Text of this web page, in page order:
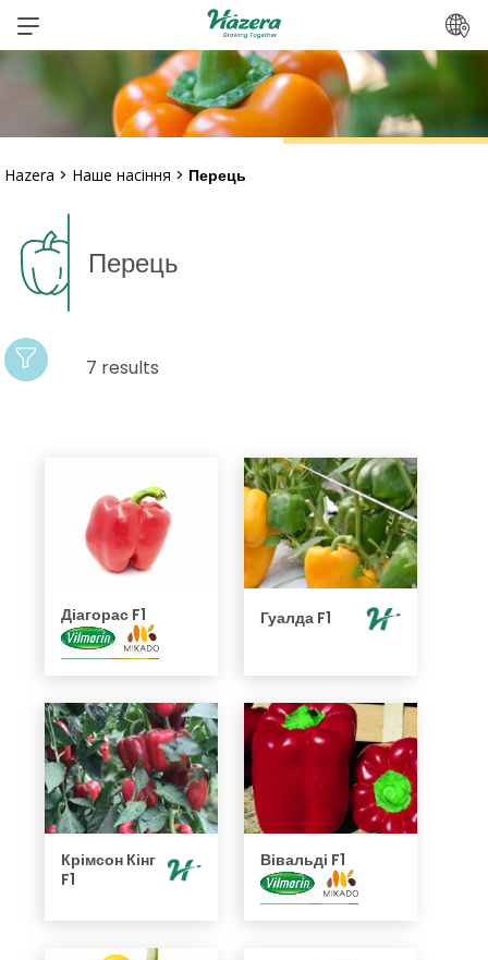
Перейти
до
вмісту
Hazera > Наше насіння > Перець
Перець
7 results
Діагорас F1 Гуалда F1
Крімсон Кінг
F1
Вівальді F1